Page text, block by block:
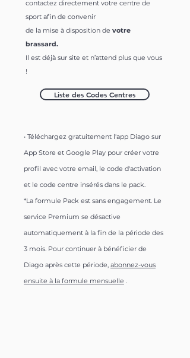
contactez directement votre centre de
sport afin de convenir
de la mise à disposition de votre
brassard.
Il est déjà sur site et n’attend plus que vous
!
Liste des Codes Centres
• Téléchargez gratuitement l'app Diago sur
App Store et Google Play pour créer votre
profil avec votre email, le code d'activation
et le code centre insérés dans le pack.
*La formule Pack est sans engagement. Le
service Premium se désactive
automatiquement à la fin de la période des
3 mois. Pour continuer à bénéficier de
Diago après cette période, abonnez-vous
ensuite à la formule mensuelle .